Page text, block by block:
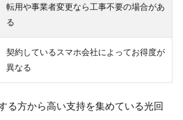
転用や事業者変更なら工事不要の場合があ
る
契約しているスマホ会社によってお得度が
異なる
る方から高い支持を集めている光回